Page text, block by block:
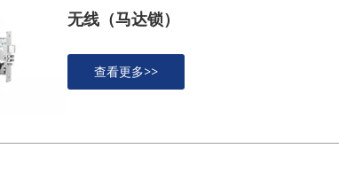
无线（马达锁）
查看更多>>